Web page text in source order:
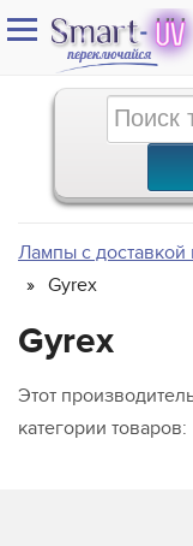
Лампы с
Gyrex
Gyrex
Этот
категории товаров: